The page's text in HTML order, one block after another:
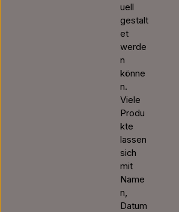
uell
gestalt
et
werde
n
könne
n.
Viele
Produ
kte
lassen
sich
mit
Name
n,
Datum